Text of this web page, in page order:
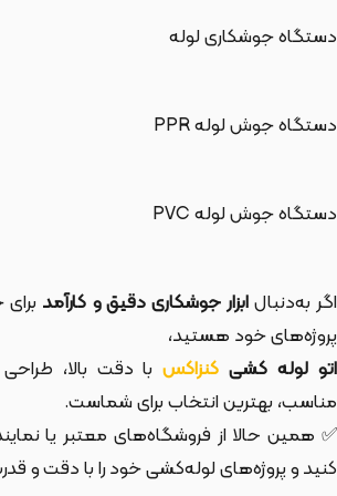
دستگاه جوشکاری لوله
دستگاه جوش لوله PPR
دستگاه جوش لوله PVC
اگر به‌دنبالابزار جوشکاری دقیق و کارآمد
پروژه‌های خود هستید،
اتو لوله کشی کنزاکسبا دقت بالا،
مناسب، بهترین انتخاب برای شماست.
✅ همین حالا از فروشگاه‌های معتبر یا
کنید و پروژه‌های لوله‌کشی خود را با دقت و